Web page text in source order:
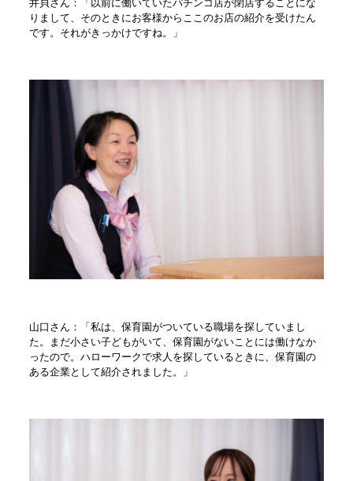
井貝さん：「以前に働いていたパチンコ店が閉店することにな
りまして、そのときにお客様からここのお店の紹介を受けたん
です。それがきっかけですね。」
山口さん：「私は、保育園がついている職場を探していまし
た。まだ小さい子どもがいて、保育園がないことには働けなか
ったので。ハローワークで求人を探しているときに、保育園の
ある企業として紹介されました。」